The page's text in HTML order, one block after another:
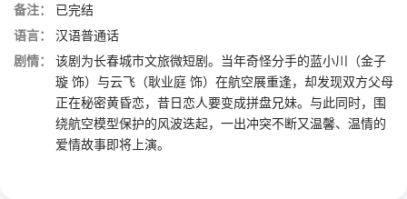
备注：
已完结
语言：
汉语普通话
剧情：
该剧为长春城市文旅微短剧。当年奇怪分手的蓝小川（金子
璇 饰）与云飞（耿业庭 饰）在航空展重逢，却发现双方父母
正在秘密黄昏恋，昔日恋人要变成拼盘兄妹。与此同时，围
绕航空模型保护的风波迭起，一出冲突不断又温馨、温情的
爱情故事即将上演。